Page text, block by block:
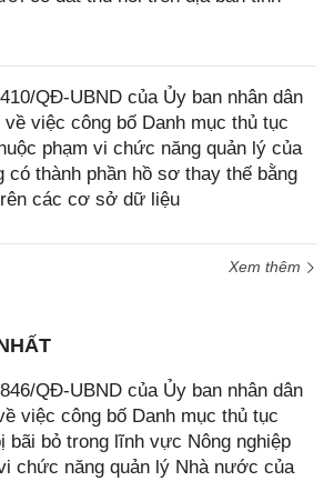
QĐ-UBND của Ủy ban nhân dân
về việc công bố Danh mục thủ tục
phạm vi chức năng quản lý của
có thành phần hồ sơ thay thế bằng
các cơ sở dữ liệu
Xem thêm
QĐ-UBND của Ủy ban nhân dân
việc công bố Danh mục thủ tục
bãi bỏ trong lĩnh vực Nông nghiệp
chức năng quản lý Nhà nước của